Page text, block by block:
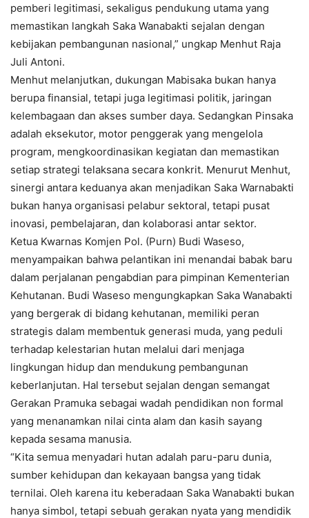
pemberi legitimasi, sekaligus pendukung utama yang
memastikan langkah Saka Wanabakti sejalan dengan
kebijakan pembangunan nasional,” ungkap Menhut Raja
Juli Antoni.
Menhut melanjutkan, dukungan Mabisaka bukan hanya
berupa finansial, tetapi juga legitimasi politik, jaringan
kelembagaan dan akses sumber daya. Sedangkan Pinsaka
adalah eksekutor, motor penggerak yang mengelola
program, mengkoordinasikan kegiatan dan memastikan
setiap strategi telaksana secara konkrit. Menurut Menhut,
sinergi antara keduanya akan menjadikan Saka Warnabakti
bukan hanya organisasi pelabur sektoral, tetapi pusat
inovasi, pembelajaran, dan kolaborasi antar sektor.
Ketua Kwarnas Komjen Pol. (Purn) Budi Waseso,
menyampaikan bahwa pelantikan ini menandai babak baru
dalam perjalanan pengabdian para pimpinan Kementerian
Kehutanan. Budi Waseso mengungkapkan Saka Wanabakti
yang bergerak di bidang kehutanan, memiliki peran
strategis dalam membentuk generasi muda, yang peduli
terhadap kelestarian hutan melalui dari menjaga
lingkungan hidup dan mendukung pembangunan
keberlanjutan. Hal tersebut sejalan dengan semangat
Gerakan Pramuka sebagai wadah pendidikan non formal
yang menanamkan nilai cinta alam dan kasih sayang
kepada sesama manusia.
“Kita semua menyadari hutan adalah paru-paru dunia,
sumber kehidupan dan kekayaan bangsa yang tidak
ternilai. Oleh karena itu keberadaan Saka Wanabakti bukan
hanya simbol, tetapi sebuah gerakan nyata yang mendidik